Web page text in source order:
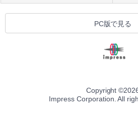
PC版で見る
Copyright ©
Impress Corporation. All